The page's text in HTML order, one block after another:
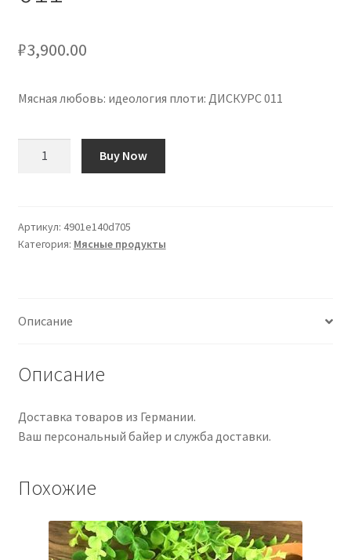
₽3,900.00
Мясная любовь: идеология плоти: ДИСКУРС 011
An
Ideology
DISCOURSE
Buy Now
Артикул: 4901e140d705
Категория: Мясные продукты
Описание
Описание
Доставка товаров из Германии.
Ваш персональный байер и служба доставки.
Похожие